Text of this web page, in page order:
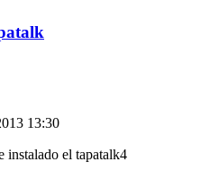
13:30
instalado el tapatalk4